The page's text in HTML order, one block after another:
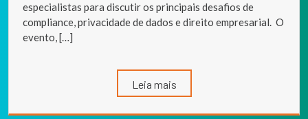
especialistas para discutir os principais desafios de
compliance, privacidade de dados e direito empresarial. O
evento, […]
Leia mais